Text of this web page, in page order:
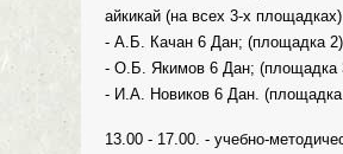
айкикай (на всех 3-х площадках)
- А.Б. Качан 6 Дан; (площадка 2)
- О.Б. Якимов 6 Дан; (площадка
- И.А. Новиков 6 Дан.
13.00 - 17.00. - учебно-